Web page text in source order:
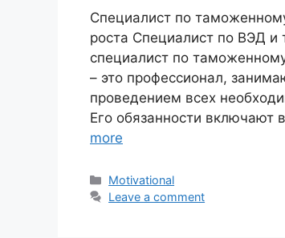
Специалист по
роста Специалист по ВЭД
специалист по
– это профессионал,
проведением всех
Его обязанности включают
more
Motivational
Leave a comment